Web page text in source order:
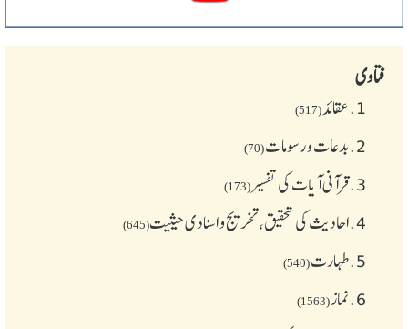
فتاوی
1. عقائد(517)
2. بدعات و رسومات(70)
3. قرآنی آیات کی تفسیر(173)
4. احادیث کی تحقیق، تخریج و اسنادی حیثیت(645)
5. طهارت(540)
6. نماز(1563)